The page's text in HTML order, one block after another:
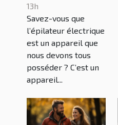
13h
Savez-vous que
l’épilateur électrique
est un appareil que
nous devons tous
posséder ? C’est un
appareil...